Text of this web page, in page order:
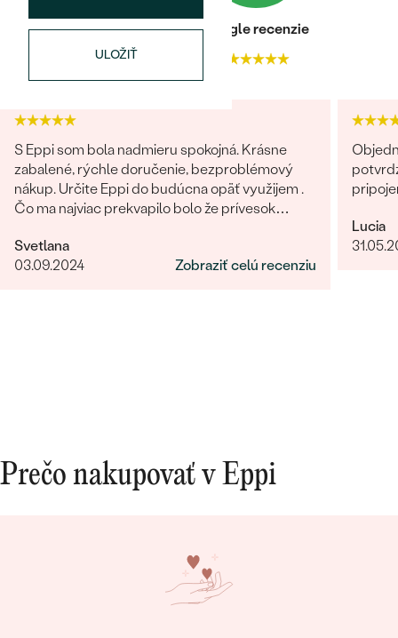
ULOŽIŤ
Heuréka recenzie
4.9
Google recenzie
S Eppi som bola nadmieru spokojná. Krásne
zabalené, rýchle doručenie, bezproblémový
nákup. Určite Eppi do budúcna opäť využijem .
Čo ma najviac prekvapilo bolo že prívesok
Ďakujem Eppi. PS: Určite by som aktualizovala
fotky pri týchto príveskom. V realite je to
Svetlana
03.09.2024
Zobraziť celú recenziu
Lucia
Prečo nakupovať v Eppi